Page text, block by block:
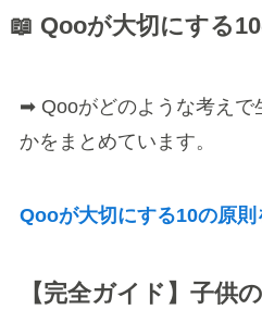
📖 Qooが大切にする
➡ Qooがどのような考えで
かをまとめています。
Qooが大切にする10の原則
【完全ガイド】子供